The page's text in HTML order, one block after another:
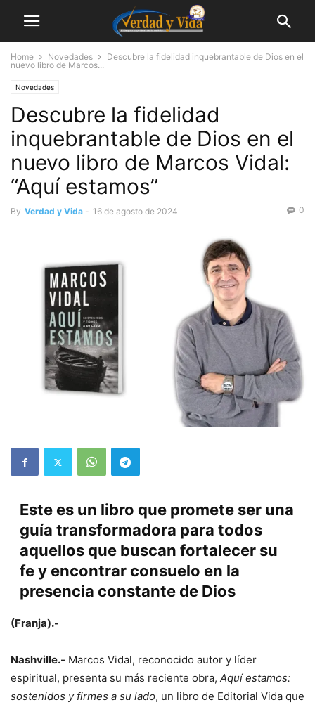
Home Novedades
Descubre la fidelidad inquebrantable de Dios en el
nuevo libro de Marcos...
Novedades
Descubre la fidelidad
inquebrantable de Dios en el
nuevo libro de Marcos Vidal:
“Aquí estamos”
By Verdad y Vida - 16 de agosto de 2024 0
Este es un libro que promete ser una
guía transformadora para todos
aquellos que buscan fortalecer su
fe y encontrar consuelo en la
presencia constante de Dios
(Franja).-
Nashville.- Marcos Vidal, reconocido autor y líder
espiritual, presenta su más reciente obra, Aquí estamos:
sostenidos y firmes a su lado, un libro de Editorial Vida que